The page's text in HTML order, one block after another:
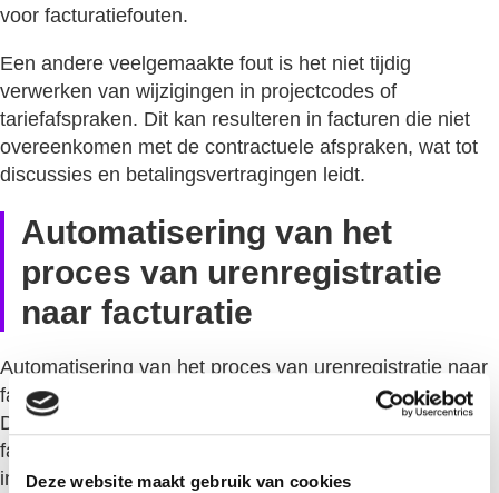
Deze website maakt gebruik van cookies
voor facturatiefouten.
Een andere veelgemaakte fout is het niet tijdig
verwerken van wijzigingen in projectcodes of
tariefafspraken. Dit kan resulteren in facturen die niet
overeenkomen met de contractuele afspraken, wat tot
discussies en betalingsvertragingen leidt.
Automatisering van het
proces van urenregistratie
naar facturatie
Automatisering van het proces van urenregistratie naar
facturatie bespaart tijd en vermindert fouten aanzienlijk.
Door de registratie direct te koppelen aan het
facturatiesysteem elimineer je handmatige
invoerstappen en verklein je de kans op typefouten of